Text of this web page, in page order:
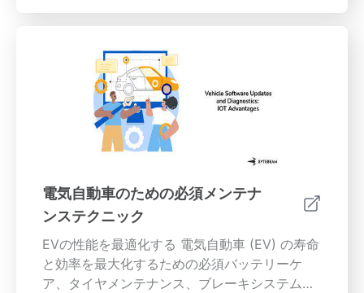
避ける方法について学びます。また、リモート
を高めるための戦略、構造的な作業環境の確
立、明確な目標の設定を探ります。今日からエ
ンジン管理と作業習慣を最適化しましょう！
電気自動車のための必須メンテナ
ンステクニック
EVの性能を最適化する 電気自動車 (EV) の寿命
と効率を最大化するための必須バッテリーケ
ア、タイヤメンテナンス、ブレーキシステムの